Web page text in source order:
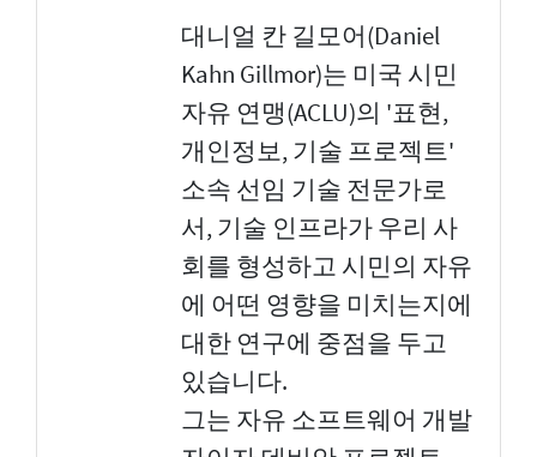
대니얼 칸 길모어(Daniel
Kahn Gillmor)는 미국 시민
자유 연맹(ACLU)의 '표현,
개인정보, 기술 프로젝트'
소속 선임 기술 전문가로
서, 기술 인프라가 우리 사
회를 형성하고 시민의 자유
에 어떤 영향을 미치는지에
대한 연구에 중점을 두고
있습니다.
그는 자유 소프트웨어 개발